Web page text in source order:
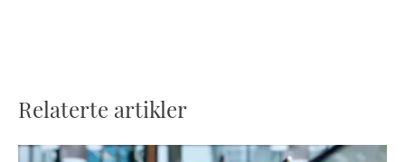
Relaterte artikler